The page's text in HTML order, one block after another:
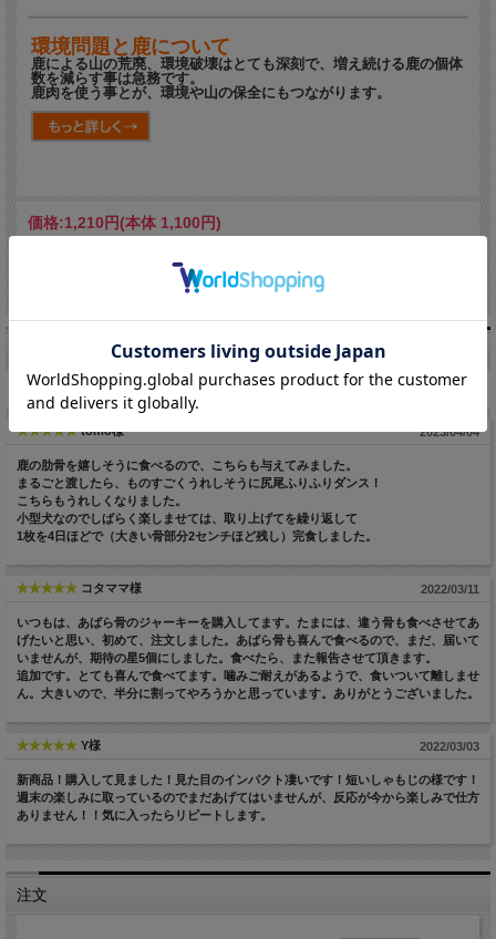
環境問題と鹿について
鹿による山の荒廃、環境破壊はとても深刻で、増え続ける鹿の個体
数を減らす事は急務です。
鹿肉を使う事とが、環境や山の保全にもつながります。
価格:1,210円(本体 1,100円)
[ポイント還元 12ポイント～]
お客様の声（3件）
総評: 5.0
tomo様 2023/04/04
鹿の肋骨を嬉しそうに食べるので、こちらも与えてみました。
まるごと渡したら、ものすごくうれしそうに尻尾ふりふりダンス！
こちらもうれしくなりました。
小型犬なのでしばらく楽しませては、取り上げてを繰り返して
1枚を4日ほどで（大きい骨部分2センチほど残し）完食しました。
コタママ様 2022/03/11
いつもは、あばら骨のジャーキーを購入してます。たまには、違う骨も食べさせてあ
げたいと思い、初めて、注文しました。あばら骨も喜んで食べるので、まだ、届いて
いませんが、期待の星5個にしました。食べたら、また報告させて頂きます。
追加です。とても喜んで食べてます。噛みご耐えがあるようで、食いついて離しませ
ん。大きいので、半分に割ってやろうかと思っています。ありがとうございました。
Y様 2022/03/03
新商品！購入して見ました！見た目のインパクト凄いです！短いしゃもじの様です！
週末の楽しみに取っているのでまだあげてはいませんが、反応が今から楽しみで仕方
ありません！！気に入ったらリピートします。
注文